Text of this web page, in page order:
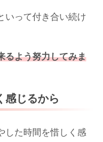
いって付き合い続け
るよう努力してみま
感じるから
した時間を惜しく感